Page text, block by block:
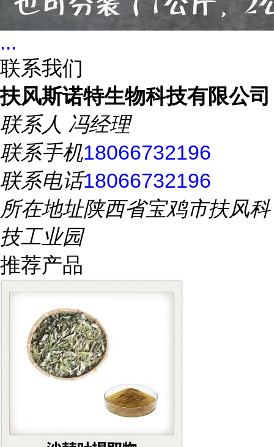
...
联系我们
扶风斯诺特生物科技有限公司
联系人 冯经理
联系手机18066732196
联系电话18066732196
所在地址陕西省宝鸡市扶风科
技工业园
推荐产品